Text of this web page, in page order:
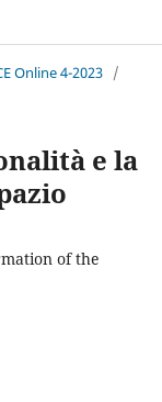
Online 4-2023 /
e la
of the